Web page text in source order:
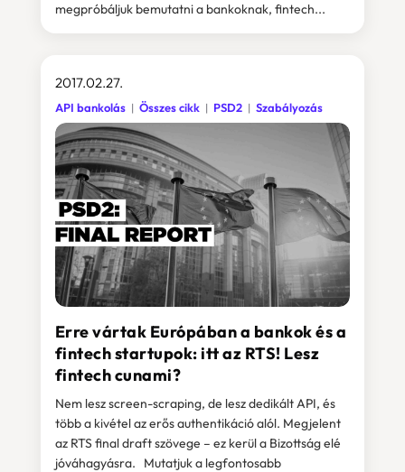
megpróbáljuk bemutatni a bankoknak, fintech...
Erre vártak Európában a bankok és a
fintech startupok: itt az RTS! Lesz
fintech cunami?
2017.02.27.
API bankolás Összes cikk PSD2 Szabályozás
Nem lesz screen-scraping, de lesz dedikált API, és
több a kivétel az erős authentikáció alól. Megjelent
az RTS final draft szövege – ez kerül a Bizottság elé
jóváhagyásra. Mutatjuk a legfontosabb